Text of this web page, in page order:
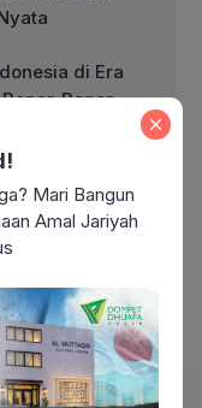
di Era
Benar
SAW:
dalam
Mari Bangun
Amal Jariyah